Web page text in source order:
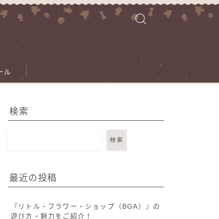
ル
検索
検索
最近の投稿
『リトル・フラワー・ショップ（BGA）』の
遊び方・魅力をご紹介！